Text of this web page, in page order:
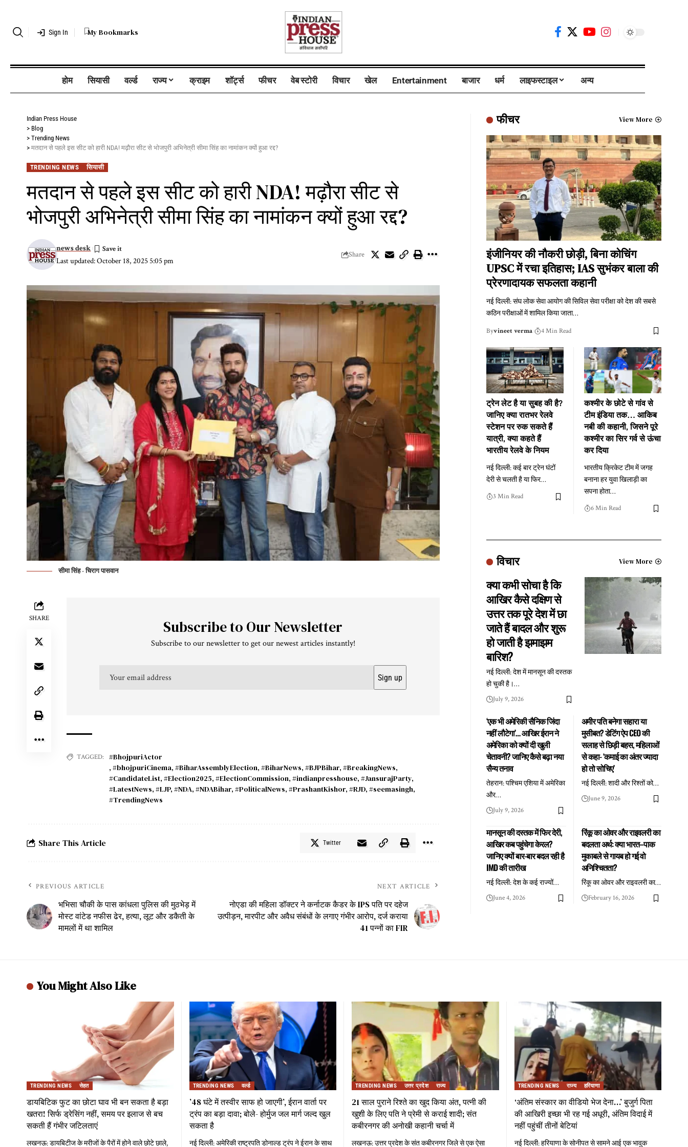
Sign In My Bookmarks
होम सियासी वर्ल्ड राज्य क्राइम शॉर्ट्स फीचर वेब स्टोरी विचार खेल Entertainment बाजार धर्म लाइफस्टाइल अन्य
Indian Press House
> Blog
> Trending News
> मतदान से पहले इस सीट को हारी NDA! मढ़ौरा सीट से भोजपुरी अभिनेत्री सीमा सिंह का नामांकन क्यों हुआ रद्द?
TRENDING NEWS सियासी
मतदान से पहले इस सीट को हारी NDA! मढ़ौरा सीट से
भोजपुरी अभिनेत्री सीमा सिंह का नामांकन क्यों हुआ रद्द?
Last updated: October 18, 2025 5:05 pm
news desk
Share
सीमा सिंह - चिराग पासवान
SHARE Subscribe to Our Newsletter
Subscribe to our newsletter to get our newest articles instantly!
TAGGED:
#BhojpuriActor
, #bhojpuriCinema, #BiharAssemblyElection, #BiharNews, #BJPBihar, #BreakingNews,
#CandidateList, #Election2025, #ElectionCommission, #indianpresshouse, #JansurajParty,
#LatestNews, #LJP, #NDA, #NDABihar, #PoliticalNews, #PrashantKishor, #RJD, #seemasingh,
#TrendingNews
Share This Article Twitter
PREVIOUS ARTICLE
भभिसा चौकी के पास कांधला पुलिस की मुठभेड़ में
मोस्ट वांटेड नफीस ढेर, हत्या, लूट और डकैती के
मामलों में था शामिल
NEXT ARTICLE
नोएडा की महिला डॉक्टर ने कर्नाटक कैडर के IPS पति पर दहेज
उत्पीड़न, मारपीट और अवैध संबंधों के लगाए गंभीर आरोप, दर्ज कराया
41 पन्नों का FIR
फीचर View More
इंजीनियर की नौकरी छोड़ी, बिना कोचिंग
UPSC में रचा इतिहास; IAS सुभंकर बाला की
प्रेरणादायक सफलता कहानी
नई दिल्ली: संघ लोक सेवा आयोग की सिविल सेवा परीक्षा को देश की सबसे
कठिन परीक्षाओं में शामिल किया जाता…
Byvineet verma 4 Min Read
ट्रेन लेट है या सुबह की है?
जानिए क्या रातभर रेलवे
स्टेशन पर रुक सकते हैं
यात्री, क्या कहते हैं
भारतीय रेलवे के नियम
नई दिल्ली: कई बार ट्रेन घंटों
देरी से चलती है या फिर…
3 Min Read
कश्मीर के छोटे से गांव से
टीम इंडिया तक… आकिब
नबी की कहानी, जिसने पूरे
कश्मीर का सिर गर्व से ऊंचा
कर दिया
भारतीय क्रिकेट टीम में जगह
बनाना हर युवा खिलाड़ी का
सपना होता…
6 Min Read
विचार View More
क्या कभी सोचा है कि
आखिर कैसे दक्षिण से
उत्तर तक पूरे देश में छा
जाते हैं बादल और शुरू
हो जाती है झमाझम
बारिश?
नई दिल्ली: देश में मानसून की दस्तक
हो चुकी है।…
July 9, 2026
‘एक भी अमेरिकी सैनिक जिंदा
नहीं लौटेगा’… आखिर ईरान ने
अमेरिका को क्यों दी खुली
चेतावनी? जानिए कैसे बढ़ा नया
सैन्य तनाव
तेहरान: पश्चिम एशिया में अमेरिका
और…
July 9, 2026
अमीर पति बनेगा सहारा या
मुसीबत? डेटिंग ऐप CEO की
सलाह से छिड़ी बहस, महिलाओं
से कहा- ‘कमाई का अंतर ज्यादा
हो तो सोचिए’
नई दिल्ली: शादी और रिश्तों को…
June 9, 2026
मानसून की दस्तक में फिर देरी,
आखिर कब पहुंचेगा केरल?
जानिए क्यों बार-बार बदल रही है
IMD की तारीख
नई दिल्ली: देश के कई राज्यों…
June 4, 2026
रिंकू का ओवर और राइवलरी का
बदलता अर्थ: क्या भारत–पाक
मुकाबले से गायब हो गई वो
अनिश्चितता?
रिंकू का ओवर और राइवलरी का…
February 16, 2026
You Might Also Like
TRENDING NEWS सेहत
डायबिटिक फुट का छोटा घाव भी बन सकता है बड़ा
खतरा! सिर्फ ड्रेसिंग नहीं, समय पर इलाज से बच
सकती हैं गंभीर जटिलताएं
लखनऊ: डायबिटीज के मरीजों के पैरों में होने वाले छोटे छाले,
TRENDING NEWS वर्ल्ड
’48 घंटे में तस्वीर साफ हो जाएगी’, ईरान वार्ता पर
ट्रंप का बड़ा दावा; बोले- होर्मुज जल मार्ग जल्द खुल
सकता है
नई दिल्ली: अमेरिकी राष्ट्रपति डोनाल्ड ट्रंप ने ईरान के साथ
TRENDING NEWS उत्तर प्रदेश राज्य
21 साल पुराने रिश्ते का खुद किया अंत, पत्नी की
खुशी के लिए पति ने प्रेमी से कराई शादी; संत
कबीरनगर की अनोखी कहानी चर्चा में
लखनऊ: उत्तर प्रदेश के संत कबीरनगर जिले से एक ऐसा
TRENDING NEWS राज्य हरियाणा
‘अंतिम संस्कार का वीडियो भेज देना…’ बुजुर्ग पिता
की आखिरी इच्छा भी रह गई अधूरी, अंतिम विदाई में
नहीं पहुंचीं तीनों बेटियां
नई दिल्ली: हरियाणा के सोनीपत से सामने आई एक भावुक